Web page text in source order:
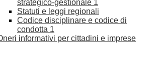
strategico-gestionale 1
Statuti e leggi regionali
Codice disciplinare e codice di
condotta 1
informativi per cittadini e imprese